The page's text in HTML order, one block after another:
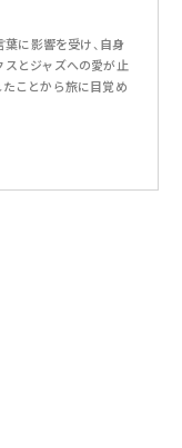
葉に影響を受け、自身
スとジャズへの愛が止
ことから旅に目覚め